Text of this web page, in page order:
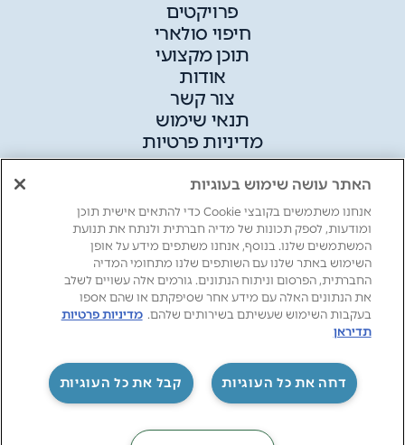
פרויקטים
חיפוי סולארי
תוכן מקצועי
אודות
צור קשר
תנאי שימוש
מדיניות פרטיות
האתר עושה שימוש בעוגיות
אנחנו משתמשים בקובצי Cookie כדי להתאים אישית תוכן
ומודעות, לספק תכונות של מדיה חברתית ולנתח את תנועת
המשתמשים שלנו. בנוסף, אנחנו משתפים מידע על אופן
השימוש באתר שלנו עם השותפים שלנו מתחומי המדיה
החברתית, הפרסום וניתוח הנתונים. גורמים אלה עשויים לשלב
את הנתונים האלה עם מידע אחר שסיפקתם או שהם אספו
בעקבות השימוש שעשיתם בשירותים שלהם. מדיניות פרטיות
תדיראן
קבל את כל העוגיות ‏דחה את כל העוגיות